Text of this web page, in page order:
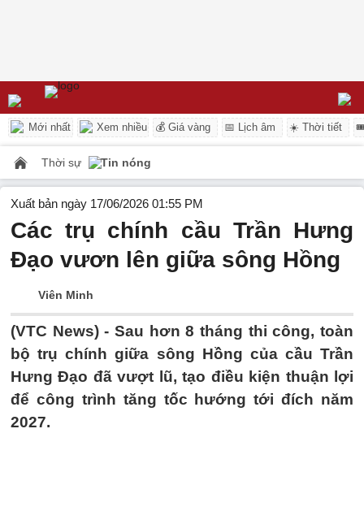
Mới nhất Xem nhiều 💰 Giá vàng 📅 Lịch âm ☀️ Thời tiết
Thời sự Tin nóng
Xuất bản ngày 17/06/2026 01:55 PM
Các trụ chính cầu Trần Hưng
Đạo vươn lên giữa sông Hồng
Viên Minh
(VTC News) - Sau hơn 8 tháng thi công, toàn
bộ trụ chính giữa sông Hồng của cầu Trần
Hưng Đạo đã vượt lũ, tạo điều kiện thuận lợi
để công trình tăng tốc hướng tới đích năm
2027.